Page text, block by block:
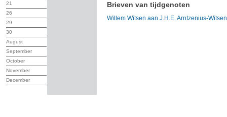
21
26
29
30
August
September
October
November
December
Brieven van tijdgenoten
Willem Witsen aan J.H.E. Arntzenius-Witsen